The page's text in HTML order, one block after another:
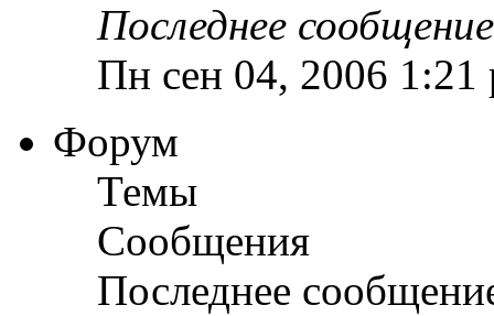
Последнее сообщение
Пн сен 04, 2006 1:21
Форум
Темы
Сообщения
Последнее